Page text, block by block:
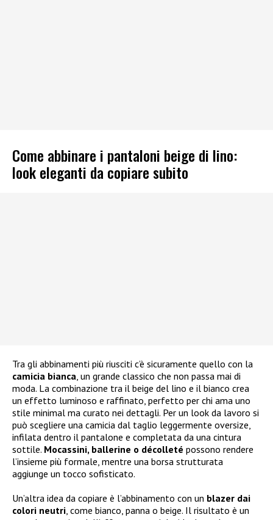
Come abbinare i pantaloni beige di lino:
look eleganti da copiare subito
Tra gli abbinamenti più riusciti c’è sicuramente quello con la
camicia bianca , un grande classico che non passa mai di
moda. La combinazione tra il beige del lino e il bianco crea
un effetto luminoso e raffinato, perfetto per chi ama uno
stile minimal ma curato nei dettagli. Per un look da lavoro si
può scegliere una camicia dal taglio leggermente oversize,
infilata dentro il pantalone e completata da una cintura
sottile. Mocassini, ballerine o décolleté possono rendere
l’insieme più formale, mentre una borsa strutturata
aggiunge un tocco sofisticato.
Un’altra idea da copiare è l’abbinamento con un blazer dai
colori neutri , come bianco, panna o beige. Il risultato è un